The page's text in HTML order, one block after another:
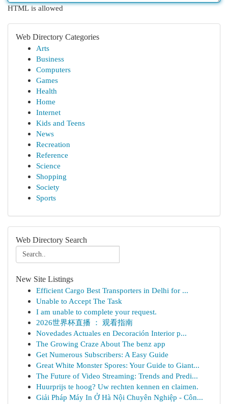
HTML is allowed
Web Directory Categories
Arts
Business
Computers
Games
Health
Home
Internet
Kids and Teens
News
Recreation
Reference
Science
Shopping
Society
Sports
Web Directory Search
New Site Listings
Efficient Cargo Best Transporters in Delhi for ...
Unable to Accept The Task
I am unable to complete your request.
2026世界杯直播 ： 观看指南
Novedades Actuales en Decoración Interior p...
The Growing Craze About The benz app
Get Numerous Subscribers: A Easy Guide
Great White Monster Spores: Your Guide to Giant...
The Future of Video Streaming: Trends and Predi...
Huurprijs te hoog? Uw rechten kennen en claimen.
Giải Pháp Máy In Ở Hà Nội Chuyên Nghiệp - Côn...